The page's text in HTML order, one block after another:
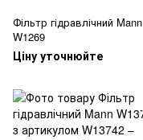
Фільтр гідравлічний Mann
W1269
Ціну уточнюйте